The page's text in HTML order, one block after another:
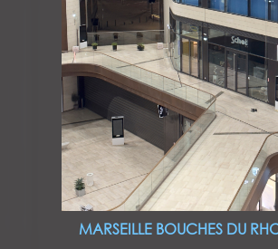
MARSEILLE BOUCHES DU